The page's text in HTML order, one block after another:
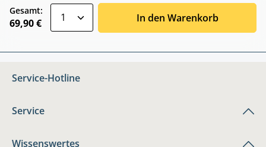
Gesamt:
69,90 € In den Warenkorb
Service-Hotline
Service
Wissenswertes